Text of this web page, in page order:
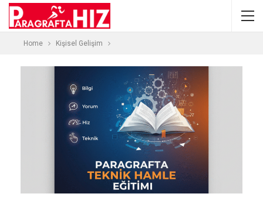
Home Kişisel Gelişim